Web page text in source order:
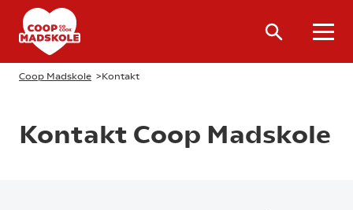
Coop Madskole >Kontakt
Kontakt Coop Madskole